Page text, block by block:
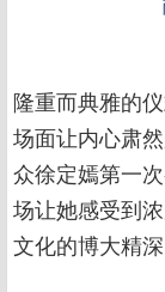
隆重而典雅的
场面让内心肃
众徐定嫣第一
场让她感受到
文化的博大精深